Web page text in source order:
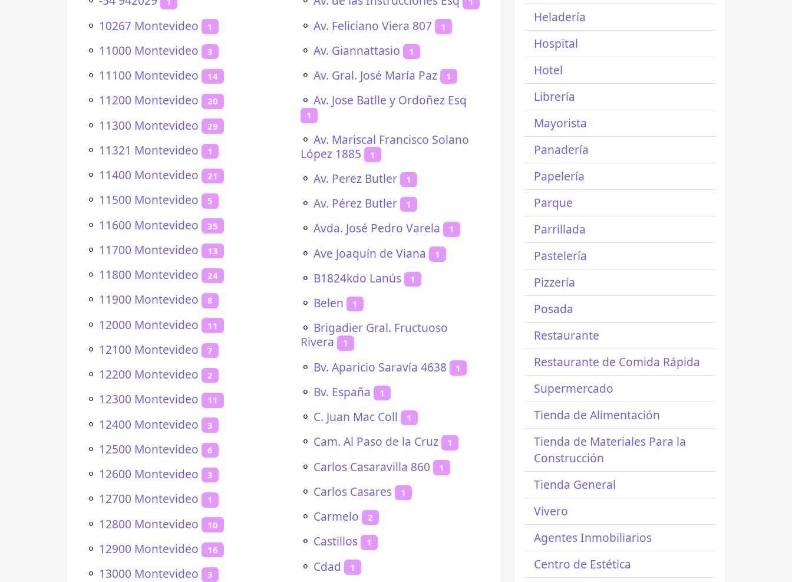
⚬ 10267 Montevideo 1
⚬ 11000 Montevideo 3
⚬ 11100 Montevideo 14
⚬ 11200 Montevideo 20
⚬ 11300 Montevideo 29
⚬ 11321 Montevideo 1
⚬ 11400 Montevideo 21
⚬ 11500 Montevideo 5
⚬ 11600 Montevideo 35
⚬ 11700 Montevideo 13
⚬ 11800 Montevideo 24
⚬ 11900 Montevideo 8
⚬ 12000 Montevideo 11
⚬ 12100 Montevideo 7
⚬ 12200 Montevideo 2
⚬ 12300 Montevideo 11
⚬ 12400 Montevideo 3
⚬ 12500 Montevideo 6
⚬ 12600 Montevideo 3
⚬ 12700 Montevideo 1
⚬ 12800 Montevideo 10
⚬ 12900 Montevideo 16
⚬ 13000 Montevideo 3
⚬ Av. Feliciano Viera 807 1
⚬ Av. Giannattasio 1
⚬ Av. Gral. José María Paz 1
⚬ Av. Jose Batlle y Ordoñez Esq
1
⚬ Av. Mariscal Francisco Solano
López 1885
1
⚬ Av. Perez Butler 1
⚬ Av. Pérez Butler 1
⚬ Avda. José Pedro Varela 1
⚬ Ave Joaquín de Viana 1
⚬ B1824kdo Lanús 1
⚬ Belen 1
⚬ Brigadier Gral. Fructuoso
Rivera
1
⚬ Bv. Aparicio Saravía 4638 1
⚬ Bv. España 1
⚬ C. Juan Mac Coll 1
⚬ Cam. Al Paso de la Cruz 1
⚬ Carlos Casaravilla 860 1
⚬ Carlos Casares 1
⚬ Carmelo 2
⚬ Castillos 1
⚬ Cdad 1
Heladería
Hospital
Hotel
Librería
Mayorista
Panadería
Papelería
Parque
Parrillada
Pastelería
Pizzería
Posada
Restaurante
Restaurante de Comida Rápida
Supermercado
Tienda de Alimentación
Tienda de Materiales Para la
Construcción
Tienda General
Vivero
Agentes Inmobiliarios
Centro de Estética